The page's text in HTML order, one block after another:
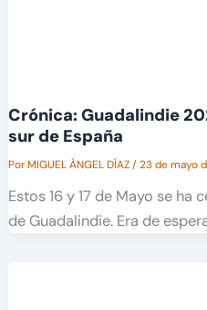
Crónica: Guadalindie
sur de España
PorMIGUEL ÁNGEL DÍAZ/23 de mayo
Estos 16 y 17 de Mayo se
de Guadalindie. Era de